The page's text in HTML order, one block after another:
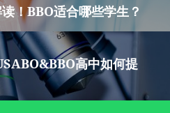
！BBO适合哪些学生？
高中如何提